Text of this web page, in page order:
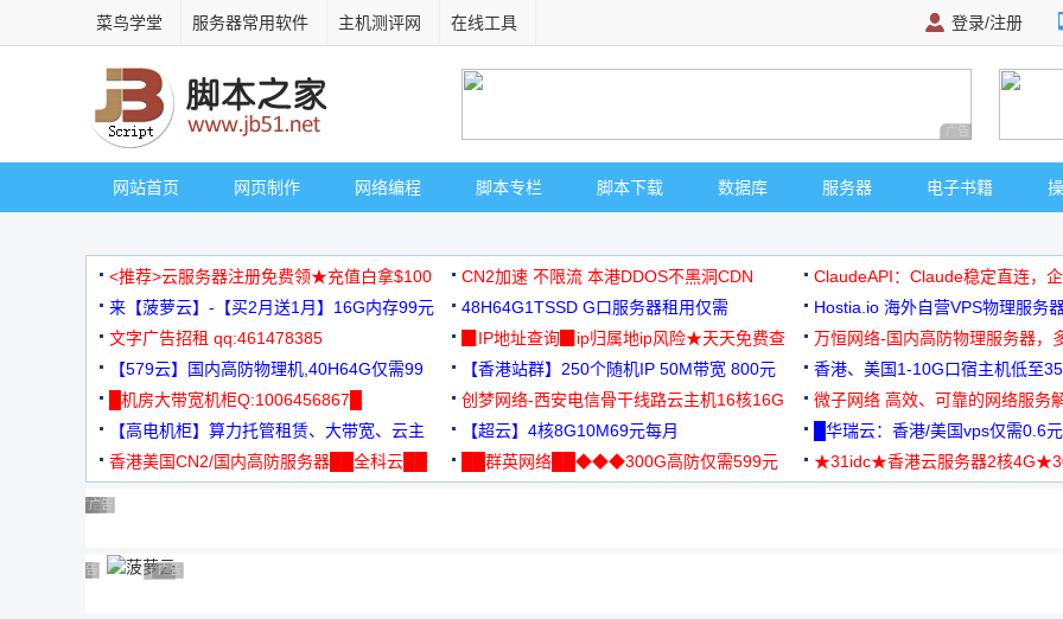
菜鸟学堂 服务器常用软件 主机测评网 在线工具 登录/注册
广告 商业广告，理
网站首页 网页制作 网络编程 脚本专栏 脚本下载 数据库 服务器 电子书籍
<推荐>云服务器注册免费领★充值白拿$100 CN2加速 不限流 本港DDOS不黑洞CDN
ClaudeAPI：Claude稳定直连，
来【菠萝云】-【买2月送1月】16G内存99元
48H64G1TSSD G口服务器租用仅需
3000+可免费测试
Hostia.io 海外自营VPS物理服务
文字广告招租 qq:461478385
▉IP地址查询▉ip归属地ip风险★天天免费查
万恒网络-国内高防物理服务器，
99元/月起
【579云】国内高防物理机,40H64G仅需99
元
【香港站群】250个随机IP 50M带宽 800元
香港、美国1-10G口宿主机低至
█机房大带宽机柜Q:1006456867█
创梦网络-西安电信骨干线路云主机16核16G
88元/月
微子网络 高效、可靠的网络服务
【高电机柜】算力托管租赁、大带宽、云主
机
【超云】4核8G10M69元每月
█华瑞云：香港/美国vps仅需0.6
香港美国CN2/国内高防服务器██全科云██
██群英网络██◆◆◆300G高防仅需599元
★31idc★香港云服务器2核
广告 商业广告，理性选择
广告 商业广告，理性选择
广告 商业广告，理性选择
广告 商业广告，理性选择
广告 商业广告，理性选择
广告 商业广告，理性选择
广告 商业广告，理性选择
广告 商业广告，理性选择广告 商业广告，理性选择
广告 商业广告，理性选择